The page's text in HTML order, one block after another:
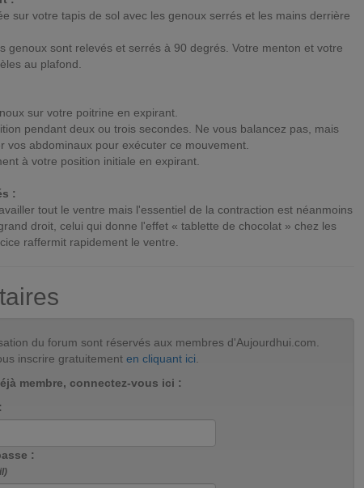
sur votre tapis de sol avec les genoux serrés et les mains derrière
genoux sont relevés et serrés à 90 degrés. Votre menton et votre
au plafond.
sur votre poitrine en expirant.
pendant deux ou trois secondes. Ne vous balancez pas, mais
vos abdominaux pour exécuter ce mouvement.
à votre position initiale en expirant.
:
tout le ventre mais l'essentiel de la contraction est néanmoins
droit, celui qui donne l'effet « tablette de chocolat » chez les
raffermit rapidement le ventre.
du forum sont réservés aux membres d'Aujourdhui.com.
inscrire gratuitement en cliquant ici
membre, connectez-vous ici :
: